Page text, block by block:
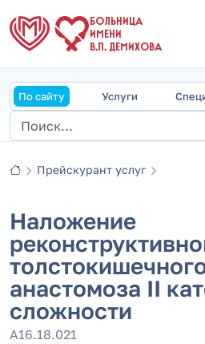
БОЛЬНИЦА
ИМЕНИ
В.П. ДЕМИХОВА
По сайту Услуги
Прейскурант услуг
Наложение
анастомоза II
сложности
А16.18.021